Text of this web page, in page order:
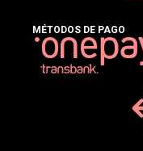
MÉTODOS DE PAGO